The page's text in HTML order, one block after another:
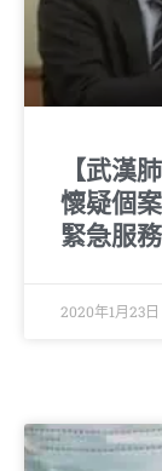
【武漢
懷疑個
緊急服務
2020年1月23日